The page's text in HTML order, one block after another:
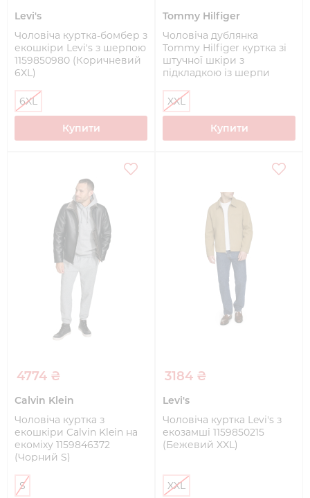
Levi's
Чоловіча куртка-бомбер з
екошкіри Levi's з шерпою
1159850980 (Коричневий
6XL)
6XL
Купити
Tommy Hilfiger
Чоловіча дублянка
Tommy Hilfiger куртка зі
штучної шкіри з
підкладкою із шерпи
XXL
Купити
4774 ₴
Calvin Klein
Чоловіча куртка з
екошкіри Calvin Klein на
екоміху 1159846372
(Чорний S)
S
3184 ₴
Levi's
Чоловіча куртка Levi's з
екозамші 1159850215
(Бежевий XXL)
XXL